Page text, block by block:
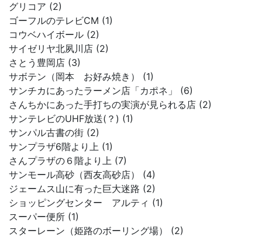
グリコア (2)
ゴーフルのテレビCM (1)
コウベハイボール (2)
サイゼリヤ北夙川店 (2)
さとう豊岡店 (3)
サボテン（岡本 お好み焼き） (1)
サンチカにあったラーメン店「カポネ」 (6)
さんちかにあった手打ちの実演が見られる店 (2)
サンテレビのUHF放送(？) (1)
サンパル古書の街 (2)
サンプラザ6階より上 (1)
さんプラザの６階より上 (7)
サンモール高砂（西友高砂店） (4)
ジェームス山に有った巨大迷路 (2)
ショッピングセンター アルティ (1)
スーパー便所 (1)
スターレーン（姫路のボーリング場） (2)